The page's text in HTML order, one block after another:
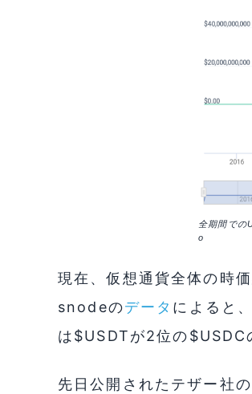
全期間での
o
現在、仮想通貨全体の時
snodeのデータ によると
は$USDTが2位の$USDC
先日公開されたテザー社